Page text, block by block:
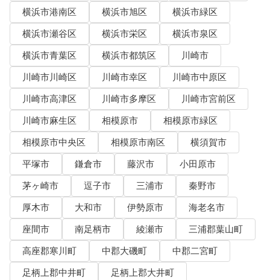
横浜市港南区
横浜市旭区
横浜市緑区
横浜市瀬谷区
横浜市栄区
横浜市泉区
横浜市青葉区
横浜市都筑区
川崎市
川崎市川崎区
川崎市幸区
川崎市中原区
川崎市高津区
川崎市多摩区
川崎市宮前区
川崎市麻生区
相模原市
相模原市緑区
相模原市中央区
相模原市南区
横須賀市
平塚市
鎌倉市 藤沢市
小田原市
茅ヶ崎市
逗子市 三浦市
秦野市
厚木市
大和市 伊勢原市
海老名市
座間市
南足柄市 綾瀬市
三浦郡葉山町
高座郡寒川町
中郡大磯町
中郡二宮町
足柄上郡中井町
足柄上郡大井町